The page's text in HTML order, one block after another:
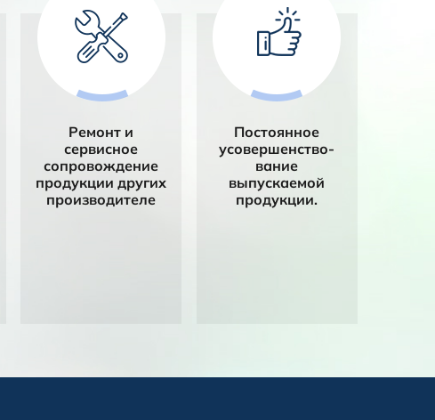
Ремонт и
сервисное
сопровождение
продукции других
производителе
Постоянное
усовершенство­
вание
выпускаемой
продукции.